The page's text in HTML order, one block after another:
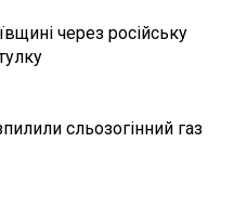
через російську
сльозогінний газ